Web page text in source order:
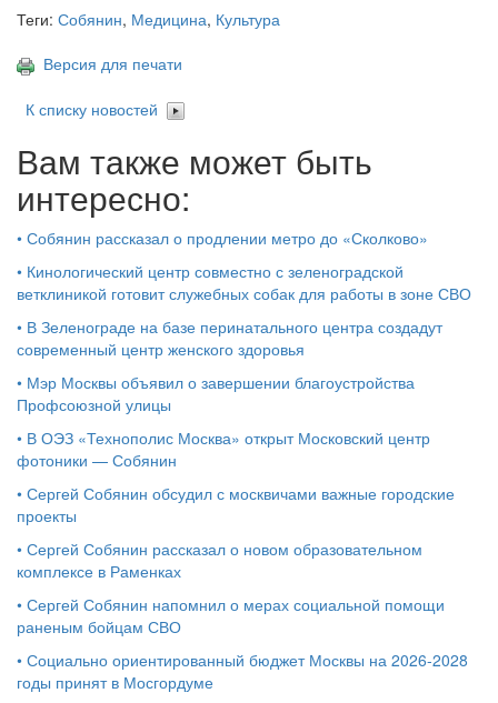
Теги: Собянин, Медицина, Культура
Версия для печати
К списку новостей
Вам также может быть
интересно:
• Собянин рассказал о продлении метро до «Сколково»
• Кинологический центр совместно с зеленоградской
ветклиникой готовит служебных собак для работы в зоне СВО
• В Зеленограде на базе перинатального центра создадут
современный центр женского здоровья
• Мэр Москвы объявил о завершении благоустройства
Профсоюзной улицы
• В ОЭЗ «Технополис Москва» открыт Московский центр
фотоники — Собянин
• Сергей Собянин обсудил с москвичами важные городские
проекты
• Сергей Собянин рассказал о новом образовательном
комплексе в Раменках
• Сергей Собянин напомнил о мерах социальной помощи
раненым бойцам СВО
• Социально ориентированный бюджет Москвы на 2026-2028
годы принят в Мосгордуме